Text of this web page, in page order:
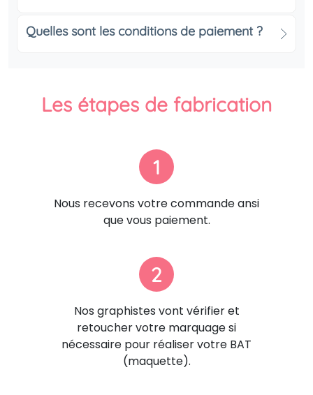
Quelles sont les conditions de paiement ?
Les étapes de fabrication
1
Nous recevons votre commande ansi
que vous paiement.
2
Nos graphistes vont vérifier et
retoucher votre marquage si
nécessaire pour réaliser votre BAT
(maquette).